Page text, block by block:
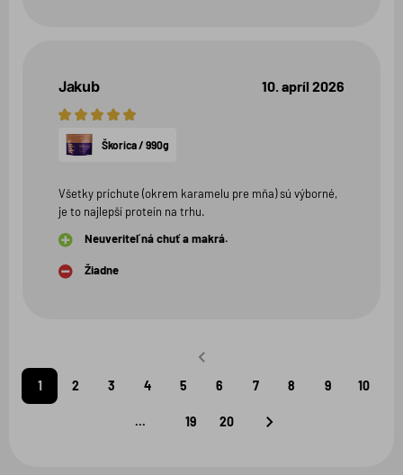
Jakub
5
hviezdičiek
Škorica / 990g
10. apríl 2026
Všetky príchute (okrem karamelu pre mňa) sú výborné,
je to najlepší proteín na trhu.
Neuveriteľná chuť a makrá.
Žiadne
Predchádzajúca
strana
1 2 3 4 5 6 7 8 9 10
... 19 20
Nasledujúca